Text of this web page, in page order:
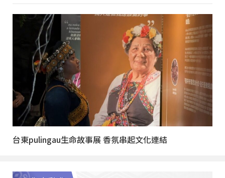
台東pulingau生命故事展 香氛串起文化連結